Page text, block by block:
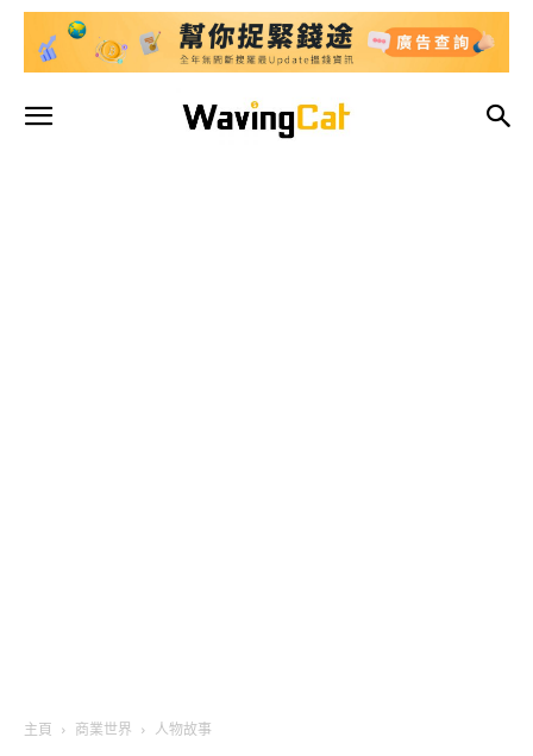
主頁 商業世界 人物故事